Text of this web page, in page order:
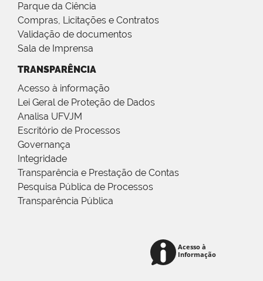
Parque da Ciência
Compras, Licitações e Contratos
Validação de documentos
Sala de Imprensa
TRANSPARÊNCIA
Acesso à informação
Lei Geral de Proteção de Dados
Analisa UFVJM
Escritório de Processos
Governança
Integridade
Transparência e Prestação de Contas
Pesquisa Pública de Processos
Transparência Pública